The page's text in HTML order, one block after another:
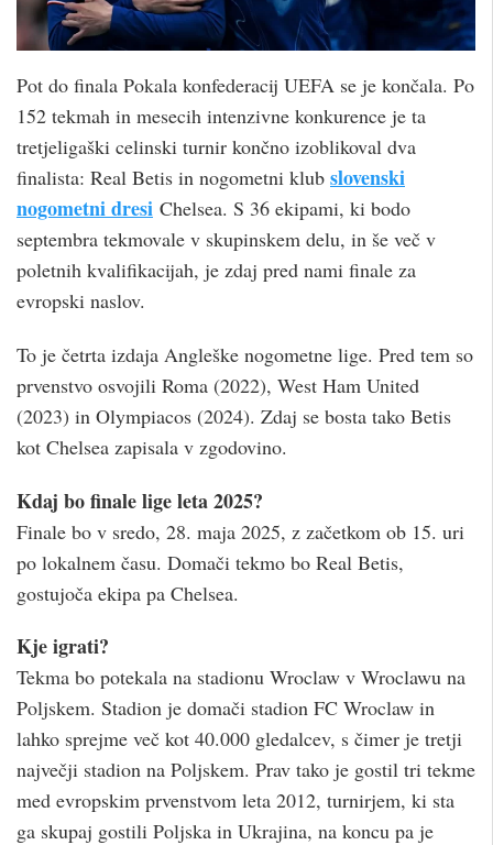
Pot do finala Pokala konfederacij UEFA se je končala. Po
152 tekmah in mesecih intenzivne konkurence je ta
tretjeligaški celinski turnir končno izoblikoval dva
finalista: Real Betis in nogometni klub slovenski
nogometni dresi Chelsea. S 36 ekipami, ki bodo
septembra tekmovale v skupinskem delu, in še več v
poletnih kvalifikacijah, je zdaj pred nami finale za
evropski naslov.
To je četrta izdaja Angleške nogometne lige. Pred tem so
prvenstvo osvojili Roma (2022), West Ham United
(2023) in Olympiacos (2024). Zdaj se bosta tako Betis
kot Chelsea zapisala v zgodovino.
Kdaj bo finale lige leta 2025?
Finale bo v sredo, 28. maja 2025, z začetkom ob 15. uri
po lokalnem času. Domači tekmo bo Real Betis,
gostujoča ekipa pa Chelsea.
Kje igrati?
Tekma bo potekala na stadionu Wroclaw v Wroclawu na
Poljskem. Stadion je domači stadion FC Wroclaw in
lahko sprejme več kot 40.000 gledalcev, s čimer je tretji
največji stadion na Poljskem. Prav tako je gostil tri tekme
med evropskim prvenstvom leta 2012, turnirjem, ki sta
ga skupaj gostili Poljska in Ukrajina, na koncu pa je